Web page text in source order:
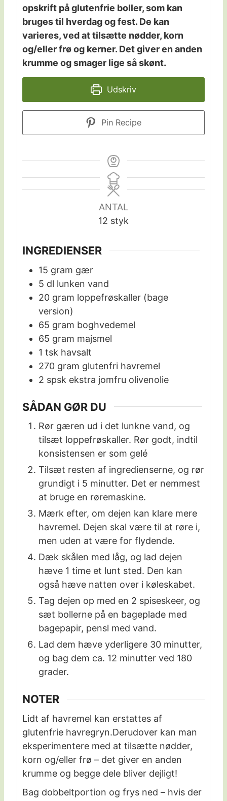
opskrift på glutenfrie boller, som kan
bruges til hverdag og fest. De kan
varieres, ved at tilsætte nødder, korn
og/eller frø og kerner. Det giver en anden
krumme og smager lige så skønt.
Udskriv
Pin Recipe
ANTAL
12 styk
INGREDIENSER
15 gram gær
5 dl lunken vand
20 gram loppefrøskaller (bage
version)
65 gram boghvedemel
65 gram majsmel
1 tsk havsalt
270 gram glutenfri havremel
2 spsk ekstra jomfru olivenolie
SÅDAN GØR DU
Rør gæren ud i det lunkne vand, og
tilsæt loppefrøskaller. Rør godt, indtil
konsistensen er som gelé
Tilsæt resten af ingredienserne, og rør
grundigt i 5 minutter. Det er nemmest
at bruge en røremaskine.
Mærk efter, om dejen kan klare mere
havremel. Dejen skal være til at røre i,
men uden at være for flydende.
Dæk skålen med låg, og lad dejen
hæve 1 time et lunt sted. Den kan
også hæve natten over i køleskabet.
Tag dejen op med en 2 spiseskeer, og
sæt bollerne på en bageplade med
bagepapir, pensl med vand.
Lad dem hæve yderligere 30 minutter,
og bag dem ca. 12 minutter ved 180
grader.
NOTER
Lidt af havremel kan erstattes af
glutenfrie havregryn.Derudover kan man
eksperimentere med at tilsætte nødder,
korn og/eller frø – det giver en anden
krumme og begge dele bliver dejligt!
Bag dobbeltportion og frys ned – hvis der